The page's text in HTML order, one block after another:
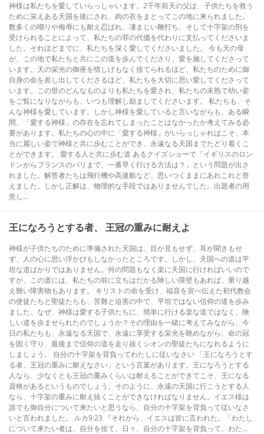
神様は私たちを愛していらっしゃいます。2千年前天の父は、子供たちを救う
ために栄えある天国を後にされ、肉の衣をまとってこの地に来られました。
数多くの嘲りや侮辱にも耐え忍ばれ、凄まじい鞭打ち、そして十字架の刑を
受けられることによって、私たちの罪の代価を代わりに支払ってくださいま
した。それほどまでに、私たちを深く愛してくださいました。 今も天の母
が、この地で私たちと共にこの道を歩んでくださり、愛を施してくださって
います。天の栄光の御座を惜しげもなく捨てられるほど、私たちのために御
自身の命を差し出してくださるほど、私たちを大切に思い愛してくださって
います。この世のどんなものよりも私たちを愛され、私たちの未熟で幼い姿
をご覧になりながらも、いつも理解し励ましてくださいます。 私たちも、そ
んな神様を愛しています。しかし神様を愛していると言いながらも、ある瞬
間、「愛する神様」の存在を忘れてしまったことはなかったか考えてみる必
要があります。私たちの心の中に「愛する神様」がいらっしゃればこそ、本
当に麗しい姿で神様と共に歩むことができ、永遠なる天国までたどり着くこ
とができます。 愛する人と共に歩む道 あるクイズショーで「イギリスのロン
ドンからフランスのパリまで、一番早く行ける方法は？」という問題が出さ
れました。解答者たちは飛行機や高速船など、思いつくままにあれこれと答
えました。しかし正解は、物理的な手段ではありませんでした。出題者の用
意し...
王になろうとする者、 王冠の重みに耐えよ
神様が子供たちのために準備された天国は、目が見もせず、耳が聞きもせ
ず、人の心に思い浮かびもしなかったところです。しかし、天国への道は平
坦な道ばかりではありません。何の問題もなく楽に天国に行ければいいので
すが、この道には、私たちの前に立ちはだかる険しい障壁もあれば、乗り越
え難い障害物もあります。 キリストの命を受け、福音を宣べ伝えた初代教会
の使徒たちと聖徒たちも、苦難と迫害の中で、平坦ではない信仰の道を歩み
ました。なぜ、神様は愛する子供たちに、簡単に行ける楽な道ではなく、険
しい道を歩ませられたのでしょうか？その理由を一緒に考えてみながら、今
日の私たちも、永遠なる天国で、永遠に享受する栄光を眺めながら、命の冠
を固く守り、最後まで信仰の道を走り抜くシオンの聖徒たちになれるように
しましょう。 自分の十字架を背負ってわたしに従いなさい 「王になろうとす
る者、王冠の重みに耐えなさい」という言葉があります。王になろうとする
人なら、少なくとも王冠の重みくらいは耐えることができてこそ、王になる
資格があるというものでしょう。そのように、永遠の天国に行こうとする人
なら、十字架の重みに耐え抜くことができなければなりません。イエス様は
誰でも御自分について来たいと思うなら、自分の十字架を背負って従いなさ
いと言われました。 ルカ9:23 『それから、イエスは皆に言われた。「わたし
について来たい者は、自分を捨て、日々、自分の十字架を背負って、わた...